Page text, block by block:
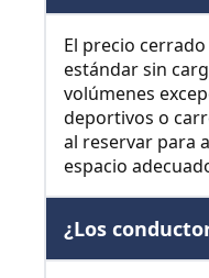
El precio
estándar sin
volúmenes
deportivos o
al reservar para
espacio
¿Los